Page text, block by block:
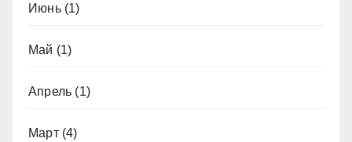
Июнь(1)
Май (1)
Апрель (1)
Март(4)